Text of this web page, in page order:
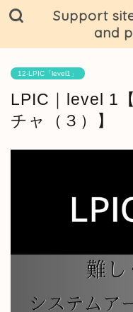
Support
and
12-LPIC「level1」
LPIC｜level 1
チャ（３）】